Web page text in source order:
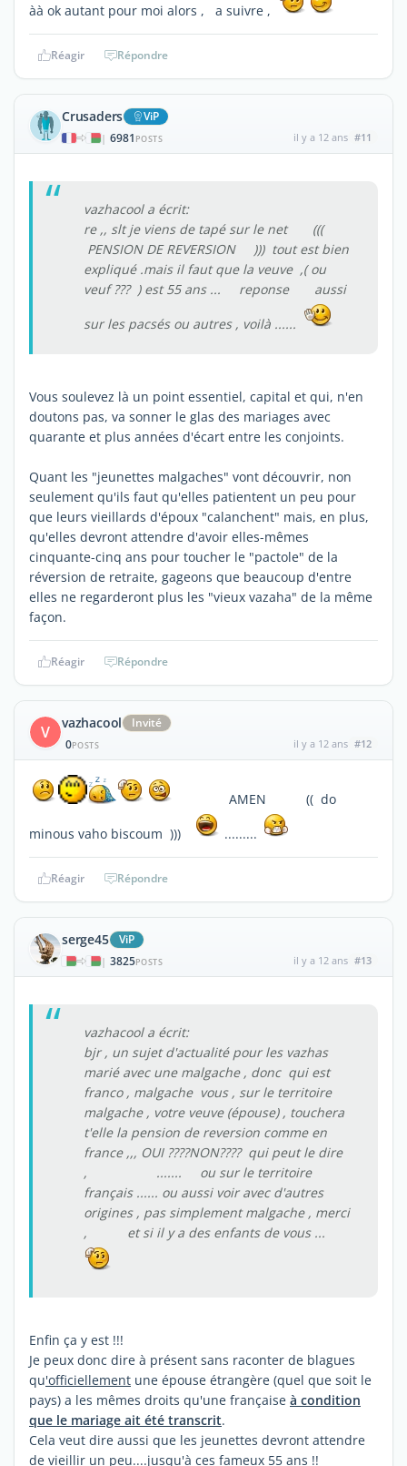
àà ok autant pour moi alors , a suivre ,
Réagir Répondre
Crusaders ViP
| 6981 POSTS il y a 12 ans #11
vazhacool a écrit:
re ,, slt je viens de tapé sur le net (((
PENSION DE REVERSION ))) tout est bien
expliqué .mais il faut que la veuve ,( ou
veuf ??? ) est 55 ans ... reponse aussi
sur les pacsés ou autres , voilà ......
Vous soulevez là un point essentiel, capital et qui, n'en
doutons pas, va sonner le glas des mariages avec
quarante et plus années d'écart entre les conjoints.
Quant les "jeunettes malgaches" vont découvrir, non
seulement qu'ils faut qu'elles patientent un peu pour
que leurs vieillards d'époux "calanchent" mais, en plus,
qu'elles devront attendre d'avoir elles-mêmes
cinquante-cinq ans pour toucher le "pactole" de la
réversion de retraite, gageons que beaucoup d'entre
elles ne regarderont plus les "vieux vazaha" de la même
façon.
Réagir Répondre
V vazhacool
Invité
0POSTS il y a 12 ans #12
AMEN (( do
minous vaho biscoum )))
.........
Réagir Répondre
serge45 ViP
| 3825POSTS il y a 12 ans #13
vazhacool a écrit:
bjr , un sujet d'actualité pour les vazhas
marié avec une malgache , donc qui est
franco , malgache vous , sur le territoire
malgache , votre veuve (épouse) , touchera
t'elle la pension de reversion comme en
france ,,, OUI ????NON???? qui peut le dire
, ....... ou sur le territoire
français ...... ou aussi voir avec d'autres
origines , pas simplement malgache , merci
, et si il y a des enfants de vous ...
Enfin ça y est !!!
Je peux donc dire à présent sans raconter de blagues
qu'officiellement une épouse étrangère (quel que soit le
pays) a les mêmes droits qu'une française à condition
que le mariage ait été transcrit.
Cela veut dire aussi que les jeunettes devront attendre
de vieillir un peu....jusqu'à ces fameux 55 ans !!